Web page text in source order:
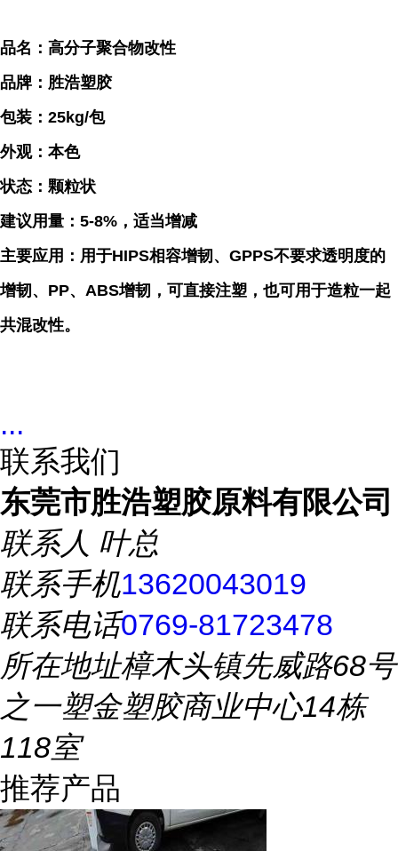
品名：高分子聚合物改性
品牌：胜浩塑胶
包装：25kg/包
外观：本色
状态：颗粒状
建议用量：5-8%，适当增减
主要应用：用于HIPS相容增韧、GPPS不要求透明度的
增韧、PP、ABS增韧，可直接注塑，也可用于造粒一起
共混改性。
...
联系我们
东莞市胜浩塑胶原料有限公司
联系人 叶总
联系手机13620043019
联系电话0769-81723478
所在地址樟木头镇先威路68号
之一塑金塑胶商业中心14栋
118室
推荐产品